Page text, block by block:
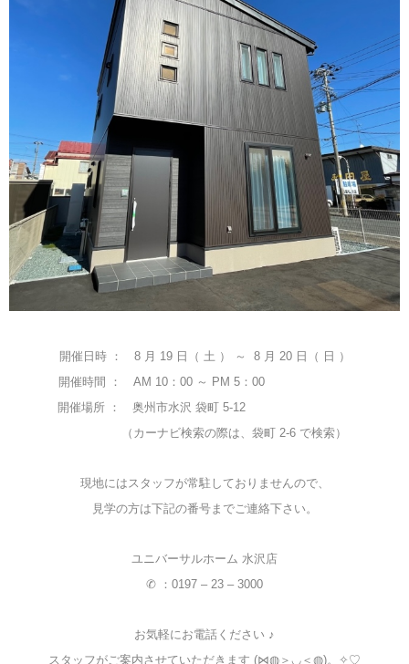
開催日時 ： 8 月 19 日（ 土 ） ～ 8 月 20 日（ 日 ）
開催時間 ： AM 10：00 ～ PM 5：00☆
開催場所 ： 奥州市水沢 袋町 5-12☆☆☆☆☆☆☆☆☆
（カーナビ検索の際は、袋町 2-6 で検索）
現地にはスタッフが常駐しておりませんので、
見学の方は下記の番号までご連絡下さい。
ユニバーサルホーム 水沢店
✆ ：0197 – 23 – 3000
お気軽にお電話ください ♪
スタッフがご案内させていただきます (⋈◍＞◡＜◍)。✧♡